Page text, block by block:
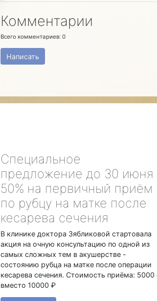
Комментарии
Всего комментариев:0
Написать
Специальное
предложение до 30 июня
50% на первичный приём
по рубцу на матке после
кесарева сечения
В клинике доктора Зябликовой стартовала
акция на очную консультацию по одной из
самых сложных тем в акушерстве -
состоянию рубца на матке после операции
кесарева сечения. Стоимость приёма: 5000
вместо 10000 ₽